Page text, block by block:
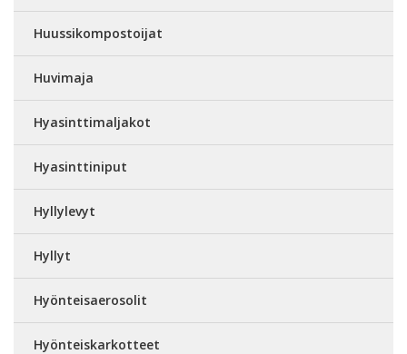
Huussikompostoijat
Huvimaja
Hyasinttimaljakot
Hyasinttiniput
Hyllylevyt
Hyllyt
Hyönteisaerosolit
Hyönteiskarkotteet